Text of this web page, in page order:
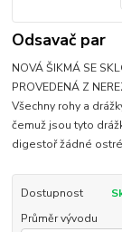
Odsavač par
NOVÁ ŠIKMÁ SE
PROVEDENÁ Z
Všechny rohy a
čemuž jsou tyto
digestoř žádné
Dostupnost
Průměr vývodu